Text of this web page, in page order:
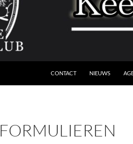
CONTACT
NIEUWS
FORMULIEREN